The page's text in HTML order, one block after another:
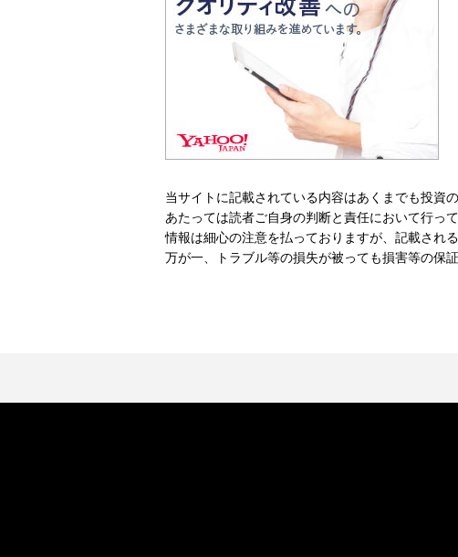
当サイトに記載されている内容はあくまでも投資
あたっては読者ご自身の判断と責任において行っ
情報は細心の注意を払っておりますが、記載され
万が一、トラブル等の損失が被っても損害等の保